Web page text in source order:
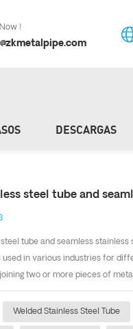
!
DESCARGAS
steel tube and
tube and seamless
in various industries for
two or more pieces of
Welded Stainless Steel Tube